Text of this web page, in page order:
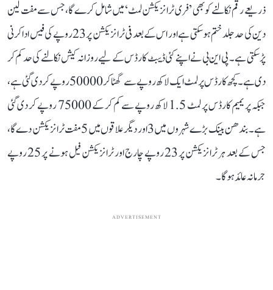
ذریعے رقم نکالنے کو بھی ’فری ٹرانزیکشن لمٹ‘ میں شامل کرے گا، جس سے مفت لین
دین کی حد جلد ختم ہو سکتی ہے اور اس کے بعد فی ٹرانزیکشن پر 23 روپے کی فیس ادا کرنی
پڑ سکتی ہے۔ پی این بی نے اپنے کئی ڈیبٹ کارڈس کے لیے روزانہ کیش نکالنے کی حد کم کر
دی ہے۔ کچھ کارڈس پر لمٹ ایک لاکھ روپے سے گھٹا کر 50000 روپے کر دی گئی ہے،
جبکہ پریمیم کارڈس پر لمٹ 1.5 لاکھ روپے سے کم کر کے 75000 روپے کر دی گئی
ہے۔ بندھن بینک بڑے شہروں میں 3 اور دیگر علاقوں میں 5 مفت ٹرانزیکشن دے گا،
جس کے بعد ہر ٹرانزیکشن پر 23 روپے چارج اور ٹرانزیکشن فیل ہونے پر 25 روپے
جرمانہ عائد ہو گا۔
ADVERTISEMENT